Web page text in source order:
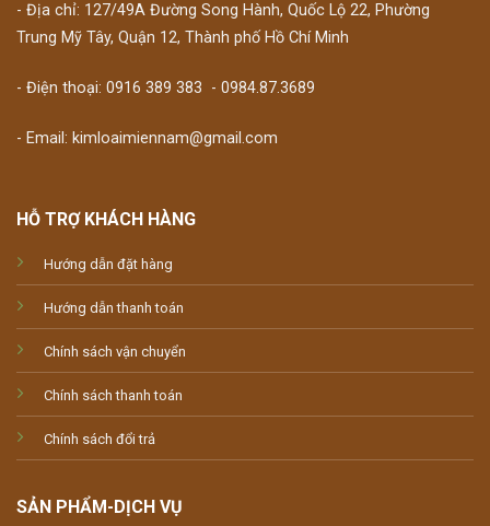
- Địa chỉ: 127/49A Đường Song Hành, Quốc Lộ 22, Phường
Trung Mỹ Tây, Quận 12, Thành phố Hồ Chí Minh
- Điện thoại: 0916 389 383 - 0984.87.3689
- Email: kimloaimiennam@gmail.com
HỖ TRỢ KHÁCH HÀNG
Hướng dẫn đặt hàng
Hướng dẫn thanh toán
Chính sách vận chuyển
Chính sách thanh toán
Chính sách đổi trả
SẢN PHẨM-DỊCH VỤ